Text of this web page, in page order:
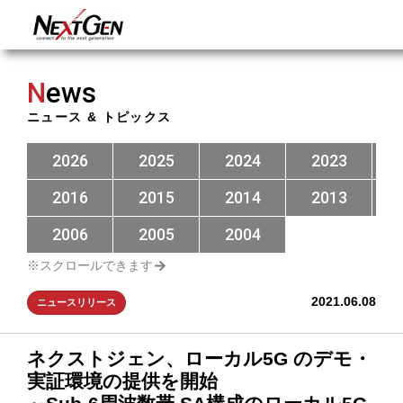
News
ニュース & トピックス
2026 2025 2024 2023
2016
2015 2014 2013
2006
2005 2004
ニュースリリース 2021.06.08
ネクストジェン、ローカル5G のデモ・
実証環境の提供を開始